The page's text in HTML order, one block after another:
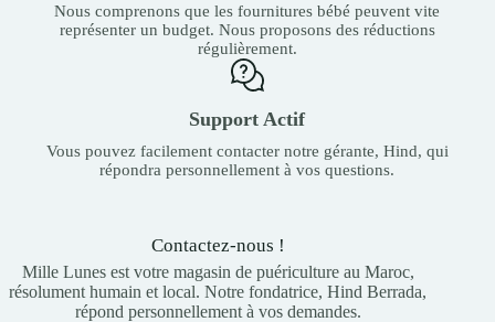
Nous comprenons que les fournitures bébé peuvent vite
représenter un budget. Nous proposons des réductions
régulièrement.
Support Actif
Vous pouvez facilement contacter notre gérante, Hind, qui
répondra personnellement à vos questions.
Contactez-nous !
Mille Lunes est votre magasin de puériculture au Maroc,
résolument humain et local. Notre fondatrice, Hind Berrada,
répond personnellement à vos demandes.